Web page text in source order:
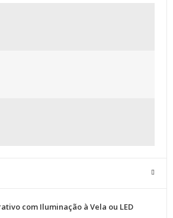
com Iluminação à Vela ou LED